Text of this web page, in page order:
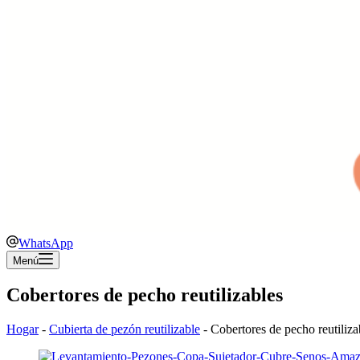
WhatsApp
Menú
Cobertores de pecho reutilizables
Hogar- Cubierta de pezón reutilizable - Cobertores de pecho